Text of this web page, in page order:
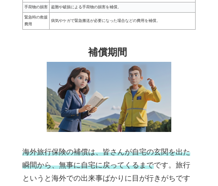
手荷物の損害 盗難や破損による手荷物の損害を補償。
緊急時の救援
費用
病気やケガで緊急搬送が必要になった場合などの費用を補償。
補償期間
海外旅行保険の補償は、皆さんが自宅の玄関を出た
瞬間から、無事に自宅に戻ってくるまでです。旅行
というと海外での出来事ばかりに目が行きがちです